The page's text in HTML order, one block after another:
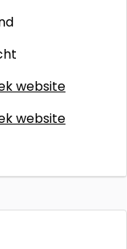
website
website